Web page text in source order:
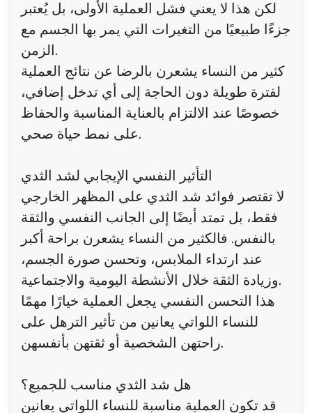
لكن هذا لا يعني فشل العملية الأولى، بل يُعتبر
جزءًا طبيعيًا من التغيرات التي يمر بها الجسم مع
الزمن.
كثير من النساء يشعرن بالرضا عن نتائج العملية
لفترة طويلة دون الحاجة إلى أي تدخل إضافي،
خصوصًا عند الالتزام بالعناية المناسبة والحفاظ
على نمط حياة صحي.
التأثير النفسي الإيجابي لشد الثدي
لا تقتصر فوائد شد الثدي على المظهر الخارجي
فقط، بل تمتد أيضًا إلى الجانب النفسي والثقة
بالنفس. فالكثير من النساء يشعرن براحة أكبر
عند ارتداء الملابس، وتحسن صورة الجسم،
وزيادة الثقة خلال الأنشطة اليومية والاجتماعية.
هذا التحسن النفسي يجعل العملية خيارًا مهمًا
للنساء اللواتي يعانين من تأثير الترهل على
راحتهن الشخصية أو ثقتهن بأنفسهن.
هل شد الثدي مناسب للجميع؟
قد تكون العملية مناسبة للنساء اللواتي يعانين